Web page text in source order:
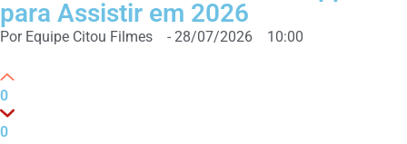
para Assistir em 2026
Por Equipe Citou Filmes - 28/07/2026 10:00
0
0